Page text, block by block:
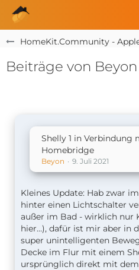
HomeKit.Community -
Beiträge von Beyon
Shelly 1 in Verbindung
Homebridge
Beyon 9. Juli 2021
Kleines Update: Hab zwar
hinter einen Lichtschalter
außer im Bad - wirklich nur
hier…), dafür ist mir aber in
super unintelligenten
Decke im Flur mit einem
ursprünglich direkt mit